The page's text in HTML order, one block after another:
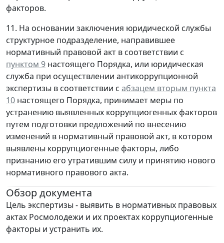
факторов.
11. На основании заключения юридической службы
структурное подразделение, направившее
нормативный правовой акт в соответствии с
пунктом 9 настоящего Порядка, или юридическая
служба при осуществлении антикоррупционной
экспертизы в соответствии с абзацем вторым пункта
10 настоящего Порядка, принимает меры по
устранению выявленных коррупциогенных факторов
путем подготовки предложений по внесению
изменений в нормативный правовой акт, в котором
выявлены коррупциогенные факторы, либо
признанию его утратившим силу и принятию нового
нормативного правового акта.
Обзор документа
Цель экспертизы - выявить в нормативных правовых
актах Росмолодежи и их проектах коррупциогенные
факторы и устранить их.